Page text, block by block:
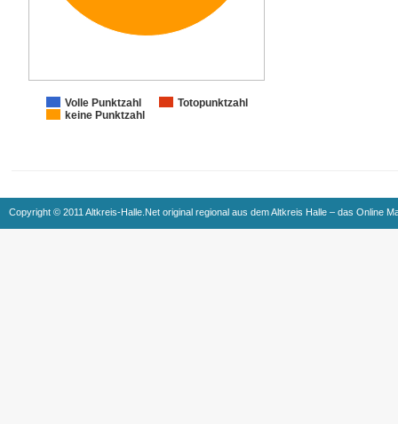
Volle Punktzahl
Totopunktzahl
keine Punktzahl
Copyright © 2011 Altkreis-Halle.Net original regional aus dem Altkreis Halle – das Online